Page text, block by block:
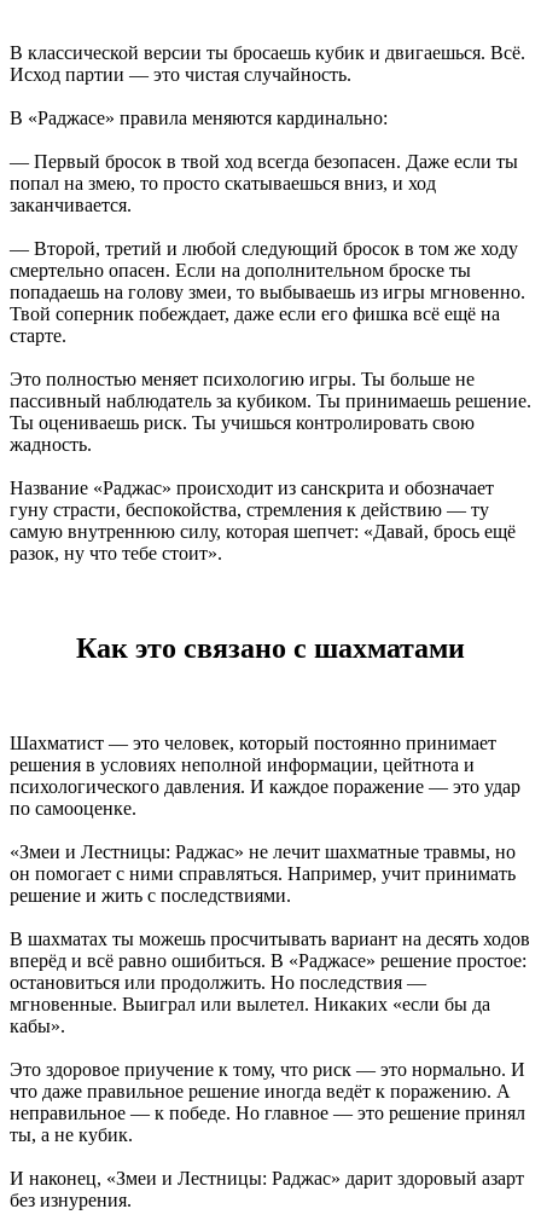
В классической версии ты бросаешь кубик и двигаешься. Всё.
Исход партии — это чистая случайность.
В «Раджасе» правила меняются кардинально:
— Первый бросок в твой ход всегда безопасен. Даже если ты
попал на змею, то просто скатываешься вниз, и ход
заканчивается.
— Второй, третий и любой следующий бросок в том же ходу
смертельно опасен. Если на дополнительном броске ты
попадаешь на голову змеи, то выбываешь из игры мгновенно.
Твой соперник побеждает, даже если его фишка всё ещё на
старте.
Это полностью меняет психологию игры. Ты больше не
пассивный наблюдатель за кубиком. Ты принимаешь решение.
Ты оцениваешь риск. Ты учишься контролировать свою
жадность.
Название «Раджас» происходит из санскрита и обозначает
гуну страсти, беспокойства, стремления к действию — ту
самую внутреннюю силу, которая шепчет: «Давай, брось ещё
разок, ну что тебе стоит».
Как это связано с шахматами
Шахматист — это человек, который постоянно принимает
решения в условиях неполной информации, цейтнота и
психологического давления. И каждое поражение — это удар
по самооценке.
«Змеи и Лестницы: Раджас» не лечит шахматные травмы, но
он помогает с ними справляться. Например, учит принимать
решение и жить с последствиями.
В шахматах ты можешь просчитывать вариант на десять ходов
вперёд и всё равно ошибиться. В «Раджасе» решение простое:
остановиться или продолжить. Но последствия —
мгновенные. Выиграл или вылетел. Никаких «если бы да
кабы».
Это здоровое приучение к тому, что риск — это нормально. И
что даже правильное решение иногда ведёт к поражению. А
неправильное — к победе. Но главное — это решение принял
ты, а не кубик.
И наконец, «Змеи и Лестницы: Раджас» дарит здоровый азарт
без изнурения.